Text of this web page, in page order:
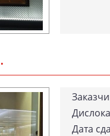
Да­та